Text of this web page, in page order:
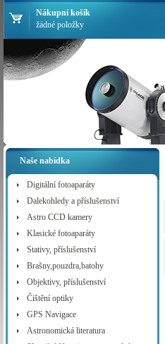
Naše nabídka
Digitální fotoaparáty
Dalekohledy a příslušenství
Astro CCD kamery
Klasické fotoaparáty
Stativy, příslušenství
Brašny,pouzdra,batohy
Objektivy, příslušenství
Čištění optiky
GPS Navigace
Astronomická literatura
Nákupní košík
žádné položky